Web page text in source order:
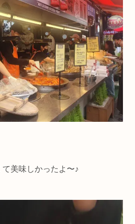
て美味しかったよ〜♪